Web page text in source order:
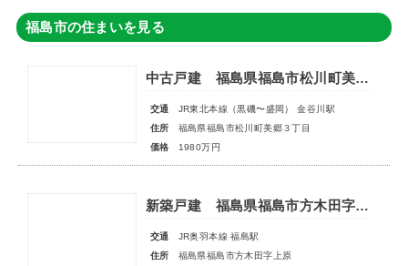
福島市の住まいを見る
中古戸建 福島県福島市松川町美郷３丁目
交通
JR東北本線（黒磯〜盛岡） 金谷川駅
住所
福島県福島市松川町美郷３丁目
価格
1980万円
新築戸建 福島県福島市方木田字上原
交通
JR奥羽本線 福島駅
住所
福島県福島市方木田字上原